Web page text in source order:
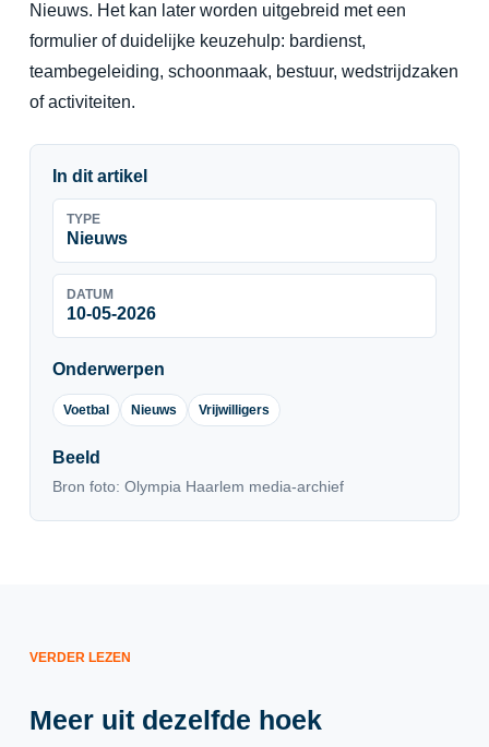
Nieuws. Het kan later worden uitgebreid met een
formulier of duidelijke keuzehulp: bardienst,
teambegeleiding, schoonmaak, bestuur, wedstrijdzaken
of activiteiten.
In dit artikel
TYPE
Nieuws
DATUM
10-05-2026
Onderwerpen
Voetbal Nieuws Vrijwilligers
Beeld
Bron foto: Olympia Haarlem media-archief
VERDER LEZEN
Meer uit dezelfde hoek